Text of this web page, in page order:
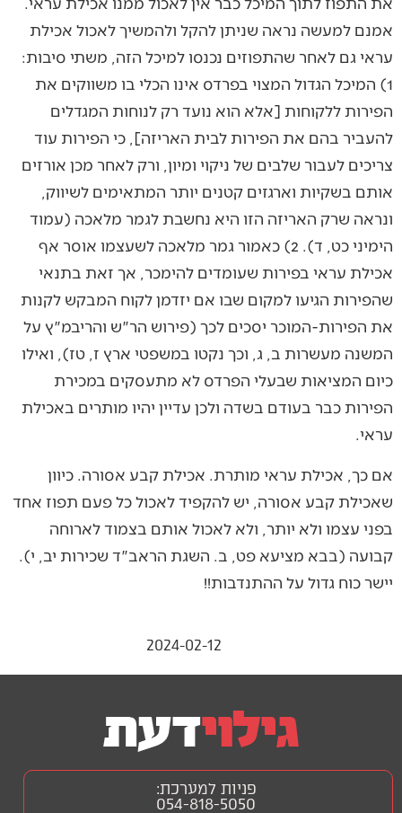
אמנם למעשה נראה שניתן להקל ולהמשיך לאכול אכילת
עראי גם לאחר שהתפוזים נכנסו למיכל הזה, משתי סיבות:
1) המיכל הגדול המצוי בפרדס אינו הכלי בו משווקים את
הפירות ללקוחות [אלא הוא נועד רק לנוחות המגדלים
להעביר בהם את הפירות לבית האריזה], כי הפירות עוד
צריכים לעבור שלבים של ניקוי ומיון, ורק לאחר מכן אורזים
אותם בשקיות וארגזים קטנים יותר המתאימים לשיווק,
ונראה שרק האריזה הזו היא נחשבת לגמר מלאכה (עמוד
הימיני כט, ד). 2) כאמור גמר מלאכה לשעצמו אוסר אף
אכילת עראי בפירות שעומדים להימכר, אך זאת בתנאי
שהפירות הגיעו למקום שבו אם יזדמן לקוח המבקש לקנות
את הפירות-המוכר יסכים לכך (פירוש הר"ש והריבמ"ץ על
המשנה מעשרות ב, ג, וכך נקטו במשפטי ארץ ז, טז), ואילו
כיום המציאות שבעלי הפרדס לא מתעסקים במכירת
הפירות כבר בעודם בשדה ולכן עדיין יהיו מותרים באכילת
עראי.
אם כך, אכילת עראי מותרת. אכילת קבע אסורה. כיוון
שאכילת קבע אסורה, יש להקפיד לאכול כל פעם תפוז אחד
בפני עצמו ולא יותר, ולא לאכול אותם בצמוד לארוחה
קבועה (בבא מציעא פט, ב. השגת הראב"ד שכירות יב, י).
יישר כוח גדול על ההתנדבות!!
2024-02-12
פניות למערכת:
054-818-5050